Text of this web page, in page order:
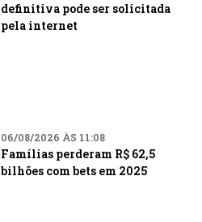
definitiva pode ser solicitada
pela internet
06/08/2026 ÀS 11:08
Famílias perderam R$ 62,5
bilhões com bets em 2025